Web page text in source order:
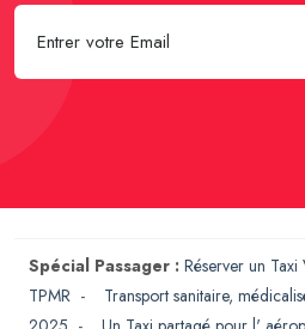
Spécial Passager : Réserver un Taxi
TPMR - Transport sanitaire,